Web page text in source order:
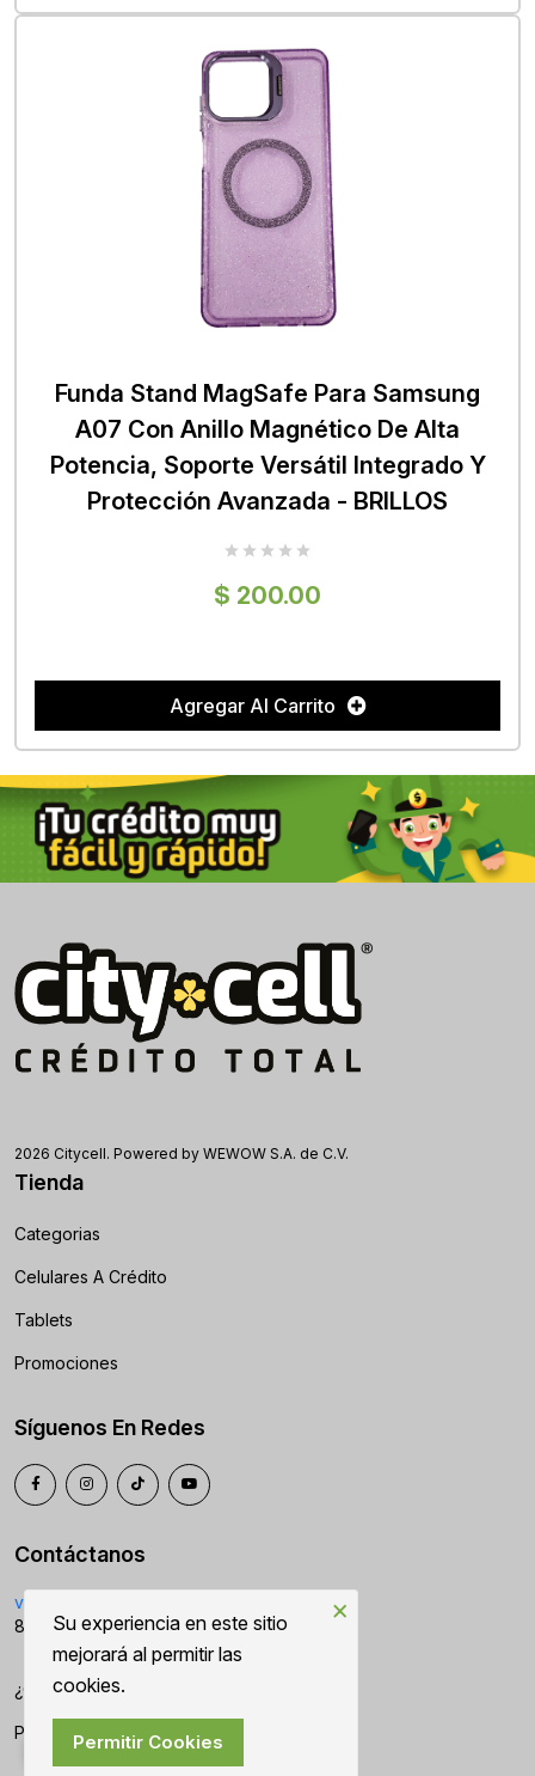
Funda Stand MagSafe Para Samsung
A07 Con Anillo Magnético De Alta
Potencia, Soporte Versátil Integrado Y
Protección Avanzada - BRILLOS
$ 200.00
Agregar Al Carrito
2026 Citycell. Powered by WEWOW S.A. de C.V.
Tienda
Categorias
Celulares A Crédito
Tablets
Promociones
Síguenos En Redes
Contáctanos
ventas2@citycell.mx
899-963-4727
¿Cómo Puedo Ayudarte?
Políticas
Su experiencia en este sitio
mejorará al permitir las
cookies.
Permitir Cookies
×